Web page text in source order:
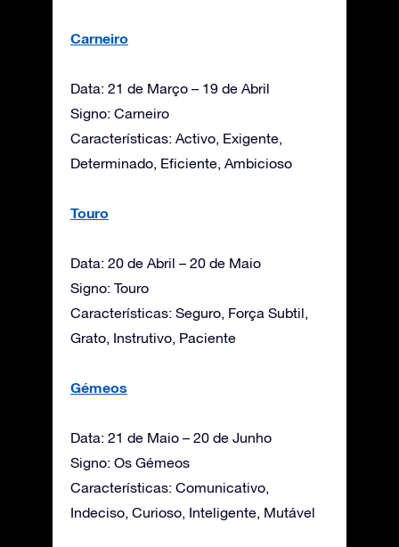
Carneiro
Data: 21 de Março – 19 de Abril
Signo: Carneiro
Características: Activo, Exigente,
Determinado, Eficiente, Ambicioso
Touro
Data: 20 de Abril – 20 de Maio
Signo: Touro
Características: Seguro, Força Subtil,
Grato, Instrutivo, Paciente
Gémeos
Data: 21 de Maio – 20 de Junho
Signo: Os Gémeos
Características: Comunicativo,
Indeciso, Curioso, Inteligente, Mutável